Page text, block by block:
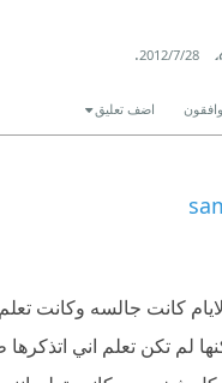
28‏/7‏/2012
.
اضف تعليق
كانت جالسه وكانت
لم تكن تعلم اني